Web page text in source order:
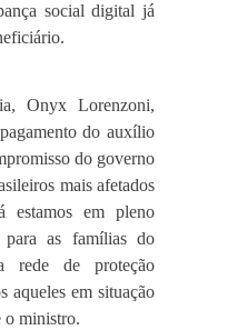
social digital já
Onyx Lorenzoni,
do auxílio
do governo
mais afetados
estamos em pleno
para as famílias do
rede de proteção
aqueles em situação
o ministro.